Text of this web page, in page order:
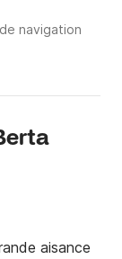
navigation
aisance